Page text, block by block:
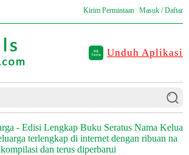
Kirim Permintaan Masuk / Daftar
Unduh Aplikasi
- Edisi Lengkap Buku Seratus Nama Kelua
terlengkap di internet dengan ribuan na
dan terus diperbarui